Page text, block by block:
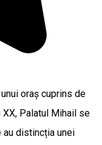
oraș cuprins de
Palatul Mihail se
distincția unei